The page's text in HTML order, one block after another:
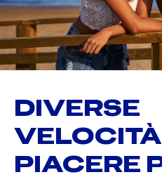
DIVERSE
PIACERE